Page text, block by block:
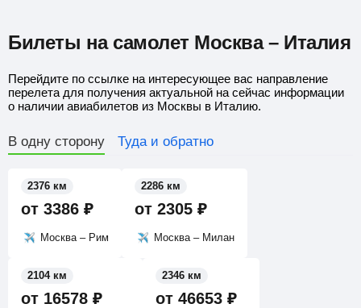
Билеты на самолет Москва – Италия
Перейдите по ссылке на интересующее вас направление
перелета для получения актуальной на сейчас информации
о наличии авиабилетов из Москвы в Италию.
В одну сторону Туда и обратно
от 3386 ₽
Москва – Рим
2376 км
от 2305 ₽
Москва – Милан
2286 км
от 16578 ₽
2104 км
от 46653 ₽
2346 км